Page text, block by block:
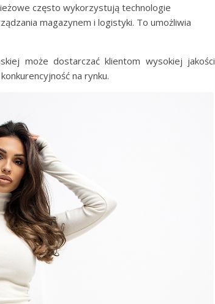
często wykorzystują technologie
magazynem i logistyki. To umożliwia
może dostarczać klientom wysokiej jakości
na rynku.